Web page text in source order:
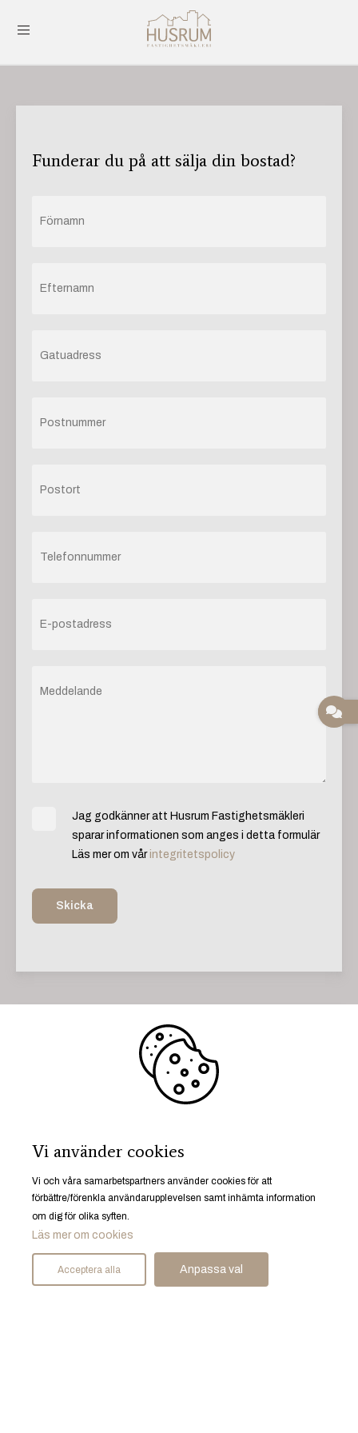
Funderar du på att sälja din bostad?
Jag godkänner att Husrum Fastighetsmäkleri
sparar informationen som anges i detta formulär
Läs mer om vårintegritetspolicy
Start
Bostäder
Spekulantregister
Karriär
Vi använder cookies
Vi och våra samarbetspartners använder cookies för att
förbättre/förenkla användarupplevelsen samt inhämta information
om dig för olika syften.
Läs mer om cookies
Acceptera alla Anpassa val